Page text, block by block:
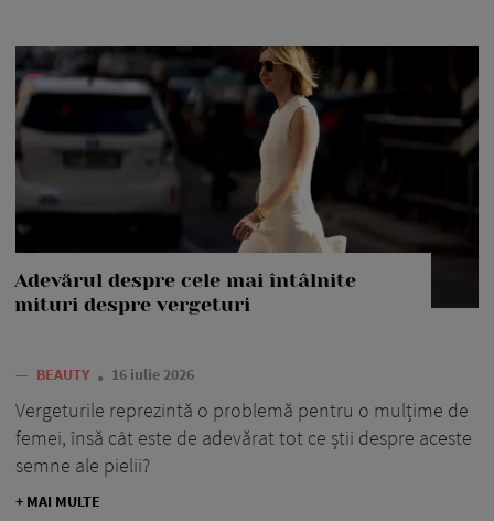
Adevărul despre cele mai întâlnite
mituri despre vergeturi
— BEAUTY 16 iulie 2026
Vergeturile reprezintă o problemă pentru o mulțime de
femei, însă cât este de adevărat tot ce știi despre aceste
semne ale pielii?
+ MAI MULTE